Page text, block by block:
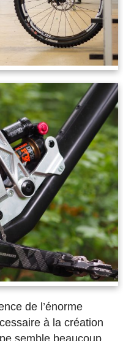
de l’énorme
à la création
semble beaucoup